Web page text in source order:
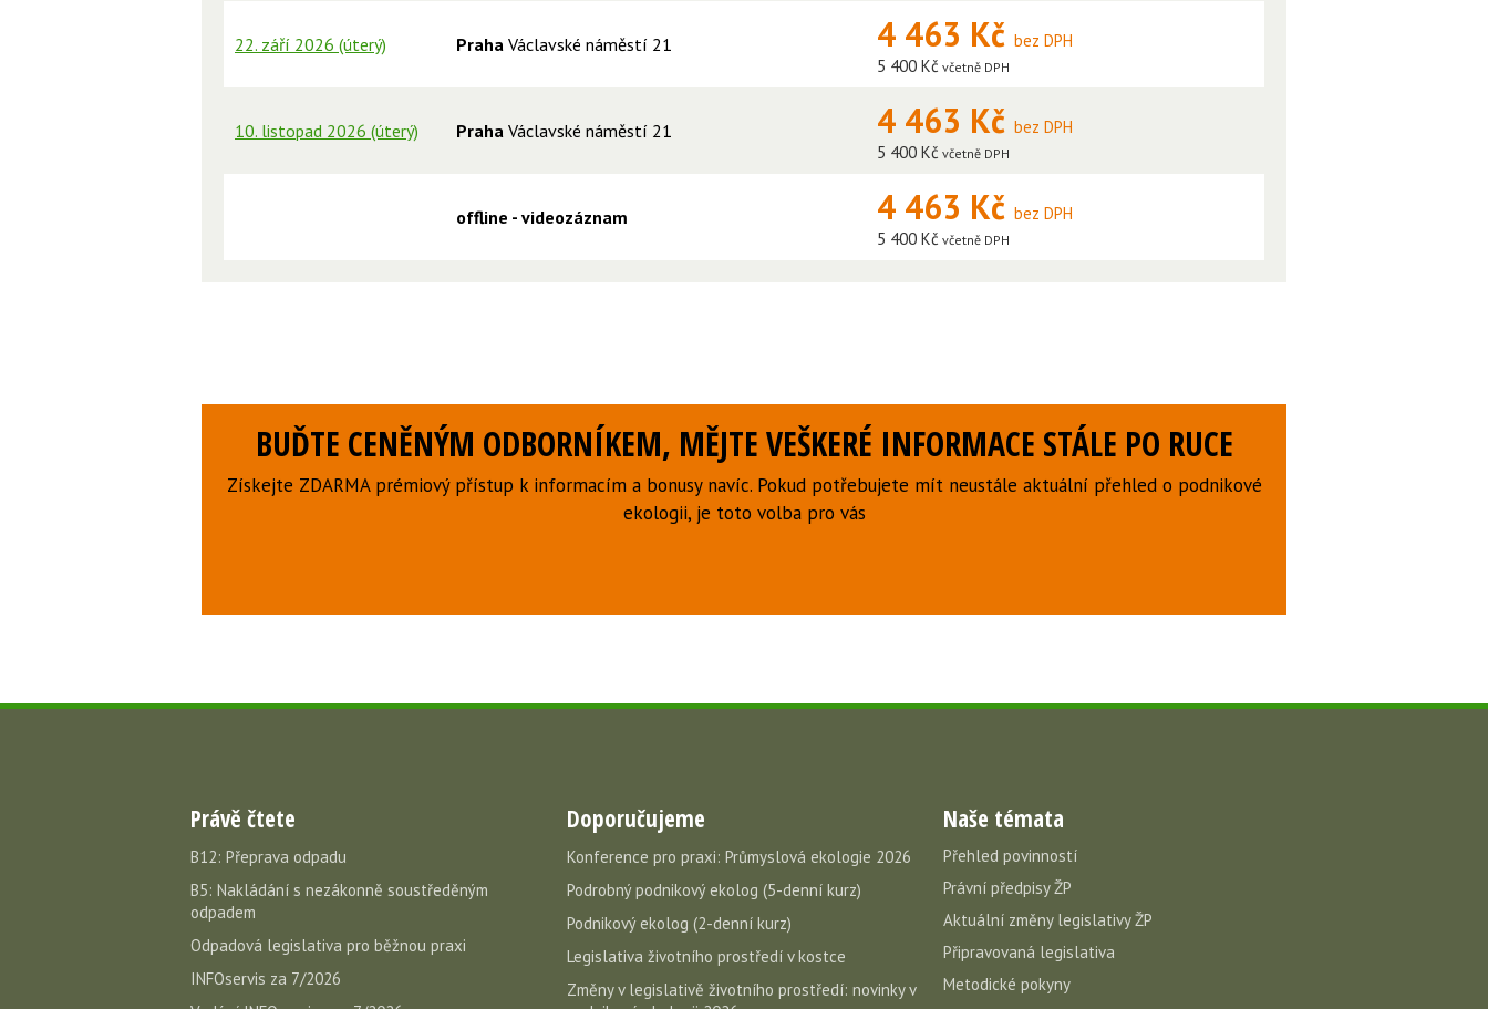
22. září 2026 (úterý) Praha Václavské náměstí 21 4 463 Kč bez DPH
5 400 Kč včetně DPH
10. listopad 2026 (úterý) Praha Václavské náměstí 21 4 463 Kč bez DPH
5 400 Kč včetně DPH
offline - videozáznam 4 463 Kč bez DPH
5 400 Kč včetně DPH
BUĎTE CENĚNÝM ODBORNÍKEM, MĚJTE VEŠKERÉ INFORMACE STÁLE PO RUCE
Získejte ZDARMA prémiový přístup k informacím a bonusy navíc. Pokud potřebujete mít neustále aktuální přehled o podnikové
ekologii, je toto volba pro vás
Právě čtete
B12: Přeprava odpadu
B5: Nakládání s nezákonně soustředěným
odpadem
Odpadová legislativa pro běžnou praxi
INFOservis za 7/2026
Doporučujeme
Konference pro praxi: Průmyslová ekologie 2026
Podrobný podnikový ekolog (5-denní kurz)
Podnikový ekolog (2-denní kurz)
Legislativa životního prostředí v kostce
Změny v legislativě životního prostředí: novinky v
Naše témata
Přehled povinností
Právní předpisy ŽP
Aktuální změny legislativy ŽP
Připravovaná legislativa
Metodické pokyny